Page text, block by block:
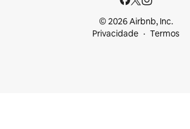
© 2026 Airbnb, Inc.
Privacidade
Termos